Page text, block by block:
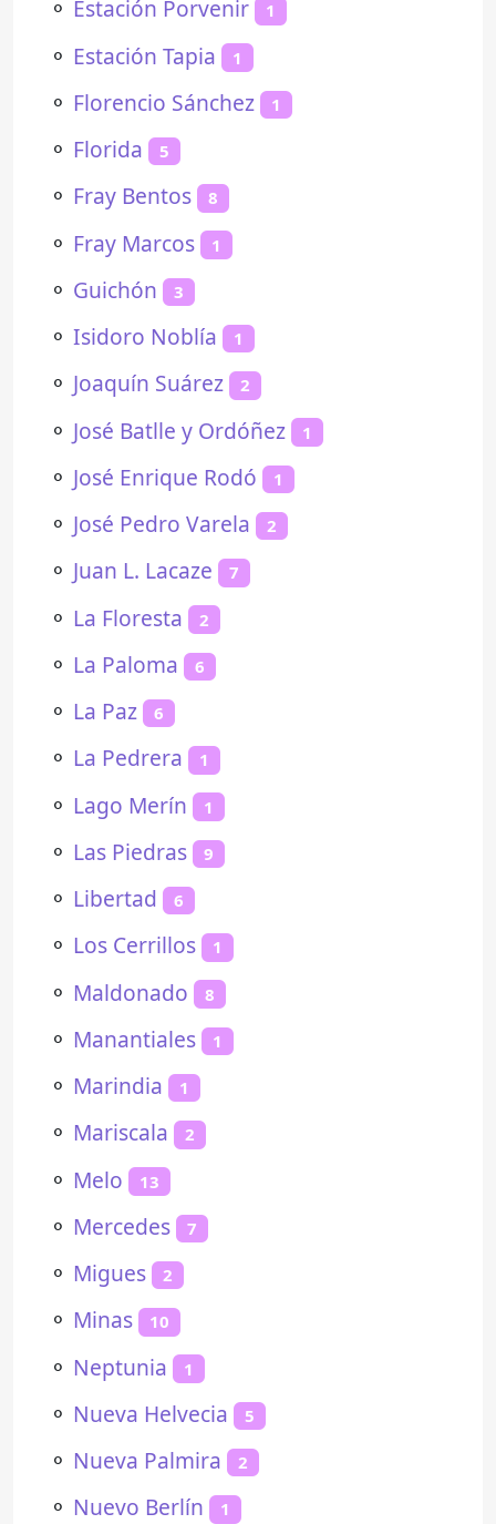
⚬ Estación Porvenir 1
⚬ Estación Tapia 1
⚬ Florencio Sánchez 1
⚬ Florida 5
⚬ Fray Bentos 8
⚬ Fray Marcos 1
⚬ Guichón 3
⚬ Isidoro Noblía 1
⚬ Joaquín Suárez 2
⚬ José Batlle y Ordóñez 1
⚬ José Enrique Rodó 1
⚬ José Pedro Varela 2
⚬ Juan L. Lacaze 7
⚬ La Floresta 2
⚬ La Paloma 6
⚬ La Paz 6
⚬ La Pedrera 1
⚬ Lago Merín 1
⚬ Las Piedras 9
⚬ Libertad 6
⚬ Los Cerrillos 1
⚬ Maldonado 8
⚬ Manantiales 1
⚬ Marindia 1
⚬ Mariscala 2
⚬ Melo 13
⚬ Mercedes 7
⚬ Migues 2
⚬ Minas 10
⚬ Neptunia 1
⚬ Nueva Helvecia 5
⚬ Nueva Palmira 2
⚬ Nuevo Berlín 1